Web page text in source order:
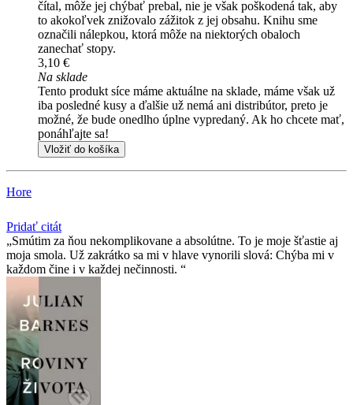
čítal, môže jej chýbať prebal, nie je však poškodená tak, aby
to akokoľvek znižovalo zážitok z jej obsahu. Knihu sme
označili nálepkou, ktorá môže na niektorých obaloch
zanechať stopy.
3,10 €
Na sklade
Tento produkt síce máme aktuálne na sklade, máme však už
iba posledné kusy a ďalšie už nemá ani distribútor, preto je
možné, že bude onedlho úplne vypredaný. Ak ho chcete mať,
ponáhľajte sa!
Vložiť do košíka
Hore
Pridať citát
Smútim za ňou nekomplikovane a absolútne. To je moje šťastie aj
moja smola. Už zakrátko sa mi v hlave vynorili slová: Chýba mi v
každom čine i v každej nečinnosti.